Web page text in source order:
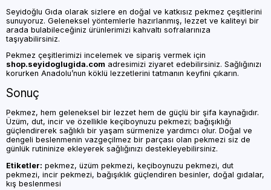
Seyidoğlu Gıda olarak sizlere en doğal ve katkısız pekmez çeşitlerini
sunuyoruz. Geleneksel yöntemlerle hazırlanmış, lezzet ve kaliteyi bir
arada bulabileceğiniz ürünlerimizi kahvaltı sofralarınıza
taşıyabilirsiniz.
Pekmez çeşitlerimizi incelemek ve sipariş vermek için
shop.seyidoglugida.com adresimizi ziyaret edebilirsiniz. Sağlığınızı
korurken Anadolu’nun köklü lezzetlerini tatmanın keyfini çıkarın.
Sonuç
Pekmez, hem geleneksel bir lezzet hem de güçlü bir şifa kaynağıdır.
Üzüm, dut, incir ve özellikle keçiboynuzu pekmezi; bağışıklığı
güçlendirerek sağlıklı bir yaşam sürmenize yardımcı olur. Doğal ve
dengeli beslenmenin vazgeçilmez bir parçası olan pekmezi siz de
günlük rutininize ekleyerek sağlığınızı destekleyebilirsiniz.
Etiketler: pekmez, üzüm pekmezi, keçiboynuzu pekmezi, dut
pekmezi, incir pekmezi, bağışıklık güçlendiren besinler, doğal gıdalar,
kış beslenmesi